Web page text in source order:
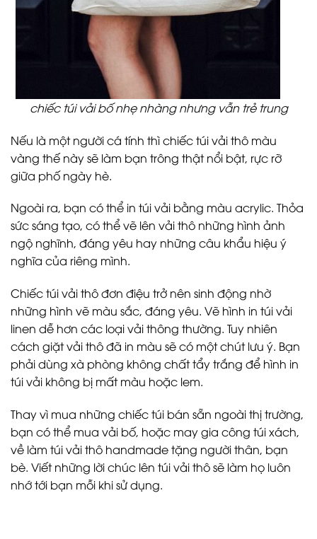
chiếc túi vải bố nhẹ nhàng nhưng vẫn trẻ trung
Nếu là một người cá tính thì chiếc túi vải thô màu
vàng thế này sẽ làm bạn trông thật nổi bật, rực rỡ
giữa phố ngày hè.
Ngoài ra, bạn có thể in túi vải bằng màu acrylic. Thỏa
sức sáng tạo, có thể vẽ lên vải thô những hình ảnh
ngộ nghĩnh, đáng yêu hay những câu khẩu hiệu ý
nghĩa của riêng mình.
Chiếc túi vải thô đơn điệu trở nên sinh động nhờ
những hình vẽ màu sắc, đáng yêu. Vẽ hình in túi vải
linen dễ hơn các loại vải thông thường. Tuy nhiên
cách giặt vải thô đã in màu sẽ có một chút lưu ý. Bạn
phải dùng xà phòng không chất tẩy trắng để hình in
túi vải không bị mất màu hoặc lem.
Thay vì mua những chiếc túi bán sẵn ngoài thị trường,
bạn có thể mua vải bố, hoặc may gia công túi xách,
về làm túi vải thô handmade tặng người thân, bạn
bè. Viết những lời chúc lên túi vải thô sẽ làm họ luôn
nhớ tới bạn mỗi khi sử dụng.